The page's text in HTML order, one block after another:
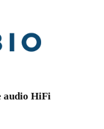
audio HiFi